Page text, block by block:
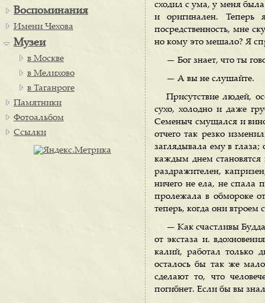
сходил с ума, у меня
и оригинален. Теперь
посредственность, мне
но кому это мешало? Я
— Бог знает, что ты
— А вы не слушайте.
Присутствие людей,
сухо, холодно и даже
Семеныч смущался и
отчего так резко
заглядывала ему в
каждым днем становятся
раздражителен,
ничего не ела, не спала
пролежала в обмороке
теперь, когда они втроем
— Как счастливы
от экстаза и.
калий, работал только
осталось бы так же
сделают то, что
погибнет. Если бы вы
Воспоминания
Имени Чехова
Музеи
в Москве
в Мелихово
в Таганроге
Памятники
Фотоальбом
Ссылки